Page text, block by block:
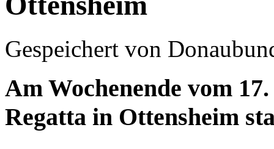
Gespeichert von
Am Wochenende vom
Regatta in Ottensheim